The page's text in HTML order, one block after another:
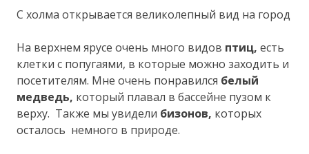
С холма открывается великолепный вид на город
На верхнем ярусе очень много видов птиц, есть
клетки с попугаями, в которые можно заходить и
посетителям. Мне очень понравился белый
медведь, который плавал в бассейне пузом к
верху. Также мы увидели бизонов, которых
осталось немного в природе.